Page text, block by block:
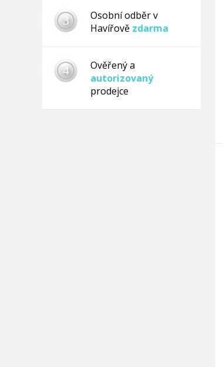
3
Osobní odběr v
Havířově zdarma
4
Ověřený a
autorizovaný
prodejce